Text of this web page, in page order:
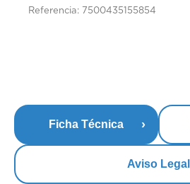
Referencia: 7500435155854
Ficha Técnica
Aviso Legal